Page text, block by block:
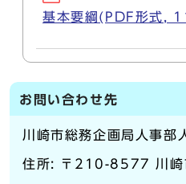
基本要綱(PDF形式,
お問い合わせ先
川崎市総務企画局人事部
住所: 〒210-8577 川崎